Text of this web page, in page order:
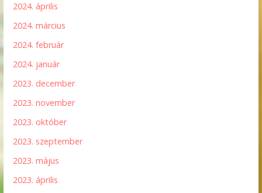
2024. április
2024. március
2024. február
2024. január
2023. december
2023. november
2023. október
2023. szeptember
2023. május
2023. április